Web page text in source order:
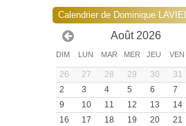
Calendrier de Dominique
Août 2026
DIM LUN MAR MER JEU VEN
26 27 28 29 30 31
2
3 4 5 6 7
9
10 11 12 13 14
16
17 18 19 20 21